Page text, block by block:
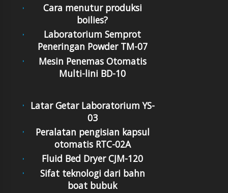
Cara menutur produksi
boilies?
Laboratorium Semprot
Peneringan Powder TM-07
Mesin Penemas Otomatis
Multi-lini BD-10
Latar Getar Laboratorium YS-
03
Peralatan pengisian kapsul
otomatis RTC-02A
Fluid Bed Dryer CJM-120
Sifat teknologi dari bahn
boat bubuk